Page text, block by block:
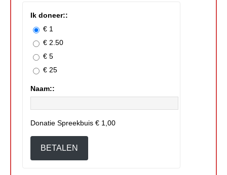
Ik doneer::
€ 1
€ 2.50
€ 5
€ 25
Naam::
Donatie Spreekbuis € 1,00
BETALEN